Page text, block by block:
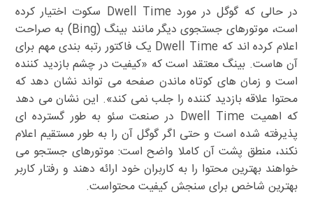
در حالی که گوگل در مورد Dwell Time سکوت اختیار کرده
است، موتورهای جستجوی دیگر مانند بینگ (Bing) به صراحت
اعلام کرده اند که Dwell Time یک فاکتور رتبه بندی مهم برای
آن هاست. بینگ معتقد است که «کیفیت در چشم بازدید کننده
است و زمان های کوتاه ماندن صفحه می تواند نشان دهد که
محتوا علاقه بازدید کننده را جلب نمی کند». این نشان می دهد
که اهمیت Dwell Time در صنعت سئو به طور گسترده ای
پذیرفته شده است و حتی اگر گوگل آن را به طور مستقیم اعلام
نکند، منطق پشت آن کاملا واضح است: موتورهای جستجو می
خواهند بهترین محتوا را به کاربران خود ارائه دهند و رفتار کاربر
بهترین شاخص برای سنجش کیفیت محتواست.